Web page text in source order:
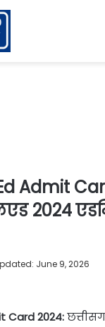
Admit
2024
June 9, 2026
Card2024: